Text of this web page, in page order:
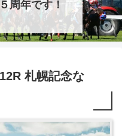
周年です！
札幌記念な